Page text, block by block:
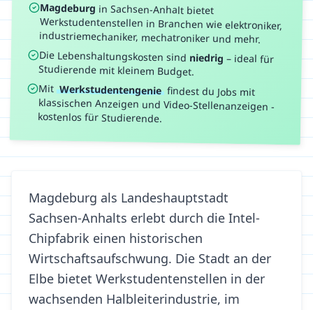
Magdeburg inSachsen-Anhaltbietet
Werkstudentenstellen in Branchen wieelektroniker,
industriemechaniker, mechatroniker und mehr.
Die Lebenshaltungskosten sind niedrig – ideal für
Studierende mit kleinem Budget.
MitWerkstudentengeniefindest du Jobs mit
klassischen Anzeigen und Video-Stellenanzeigen -
kostenlos für Studierende.
Magdeburg als Landeshauptstadt
Sachsen-Anhalts erlebt durch die Intel-
Chipfabrik einen historischen
Wirtschaftsaufschwung. Die Stadt an der
Elbe bietet Werkstudentenstellen in der
wachsenden Halbleiterindustrie, im